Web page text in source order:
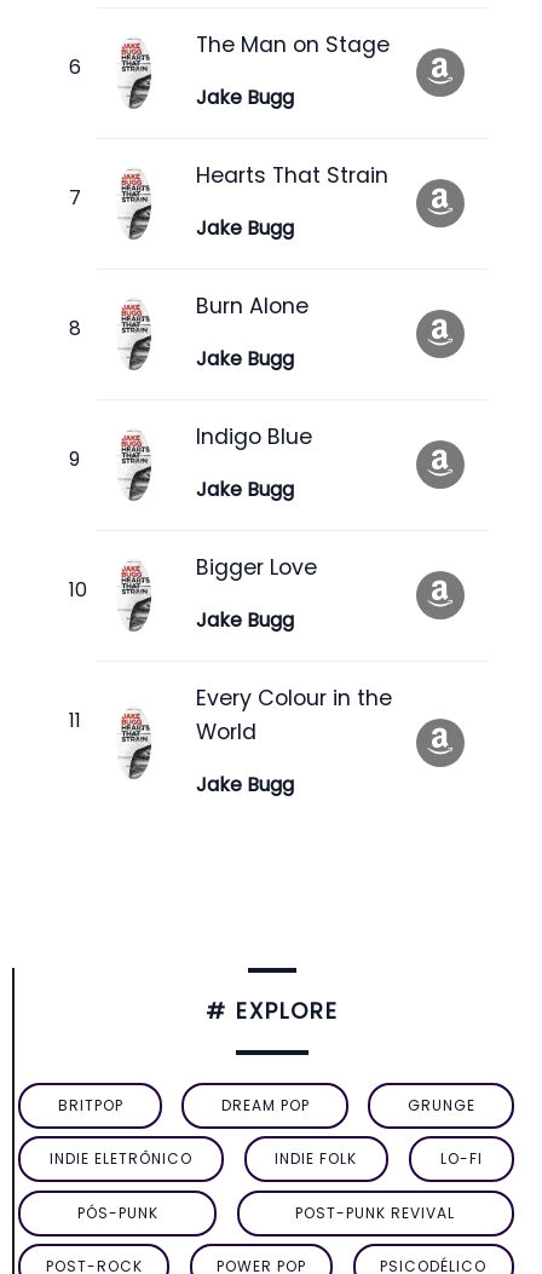
The Man on Stage
Jake Bugg
Hearts That Strain
Jake Bugg
Burn Alone
Jake Bugg
Indigo Blue
Jake Bugg
Bigger Love
Jake Bugg
Every Colour in the
World
Jake Bugg
# EXPLORE
BRITPOP DREAM POP GRUNGE
INDIE ELETRÔNICO INDIE FOLK LO-FI
PÓS-PUNK POST-PUNK REVIVAL
POST-ROCK POWER POP PSICODÉLICO